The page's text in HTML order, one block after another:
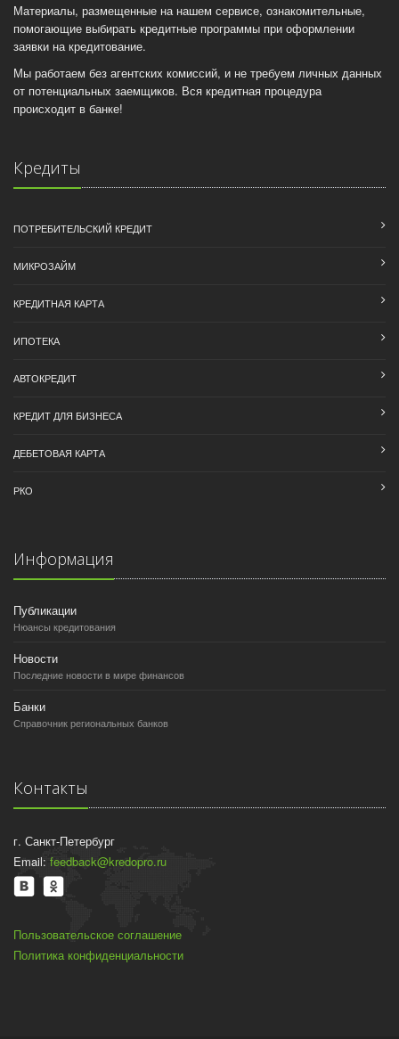
Материалы, размещенные на нашем сервисе, ознакомительные,
помогающие выбирать кредитные программы при оформлении
заявки на кредитование.
Мы работаем без агентских комиссий, и не требуем личных данных
от потенциальных заемщиков. Вся кредитная процедура
происходит в банке!
Кредиты
ПОТРЕБИТЕЛЬСКИЙ КРЕДИТ
МИКРОЗАЙМ
КРЕДИТНАЯ КАРТА
ИПОТЕКА
АВТОКРЕДИТ
КРЕДИТ ДЛЯ БИЗНЕСА
ДЕБЕТОВАЯ КАРТА
РКО
Информация
Публикации
Нюансы кредитования
Новости
Последние новости в мире финансов
Банки
Справочник региональных банков
Контакты
г. Санкт-Петербург
Email: feedback@kredopro.ru
Пользовательское соглашение
Политика конфиденциальности